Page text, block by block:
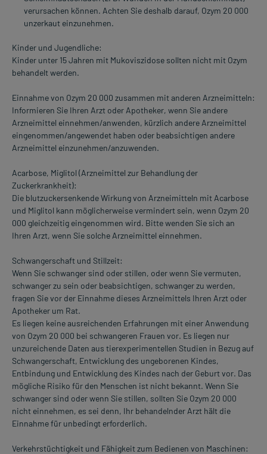
verursachen können. Achten Sie deshalb darauf, Ozym 20 000
unzerkaut einzunehmen.
Kinder und Jugendliche:
Kinder unter 15 Jahren mit Mukoviszidose sollten nicht mit Ozym
behandelt werden.
Einnahme von Ozym 20 000 zusammen mit anderen Arzneimitteln:
Informieren Sie Ihren Arzt oder Apotheker, wenn Sie andere
Arzneimittel einnehmen/anwenden, kürzlich andere Arzneimittel
eingenommen/angewendet haben oder beabsichtigen andere
Arzneimittel einzunehmen/anzuwenden.
Acarbose, Miglitol (Arzneimittel zur Behandlung der
Zuckerkrankheit):
Die blutzuckersenkende Wirkung von Arzneimitteln mit Acarbose
und Miglitol kann möglicherweise vermindert sein, wenn Ozym 20
000 gleichzeitig eingenommen wird. Bitte wenden Sie sich an
Ihren Arzt, wenn Sie solche Arzneimittel einnehmen.
Schwangerschaft und Stillzeit:
Wenn Sie schwanger sind oder stillen, oder wenn Sie vermuten,
schwanger zu sein oder beabsichtigen, schwanger zu werden,
fragen Sie vor der Einnahme dieses Arzneimittels Ihren Arzt oder
Apotheker um Rat.
Es liegen keine ausreichenden Erfahrungen mit einer Anwendung
von Ozym 20 000 bei schwangeren Frauen vor. Es liegen nur
unzureichende Daten aus tierexperimentellen Studien in Bezug auf
Schwangerschaft, Entwicklung des ungeborenen Kindes,
Entbindung und Entwicklung des Kindes nach der Geburt vor. Das
mögliche Risiko für den Menschen ist nicht bekannt. Wenn Sie
schwanger sind oder wenn Sie stillen, sollten Sie Ozym 20 000
nicht einnehmen, es sei denn, Ihr behandelnder Arzt hält die
Einnahme für unbedingt erforderlich.
Verkehrstüchtigkeit und Fähigkeit zum Bedienen von Maschinen: